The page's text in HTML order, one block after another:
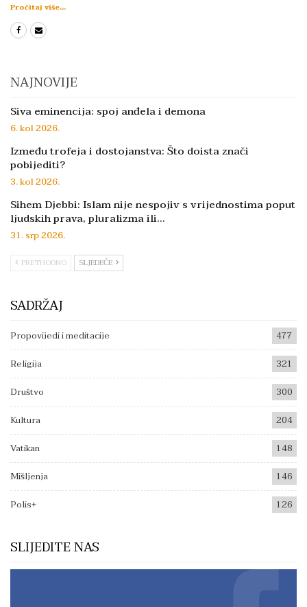
Pročitaj više...
NAJNOVIJE
Siva eminencija: spoj anđela i demona
6. kol 2026.
Između trofeja i dostojanstva: Što doista znači
pobijediti?
3. kol 2026.
Sihem Djebbi: Islam nije nespojiv s vrijednostima poput
ljudskih prava, pluralizma ili…
31. srp 2026.
PRETHODNO SLJEDEĆE
SADRŽAJ
Propovijedi i meditacije
477
Religija
321
Društvo
300
Kultura
204
Vatikan
148
Mišljenja
146
Polis+
126
SLIJEDITE NAS